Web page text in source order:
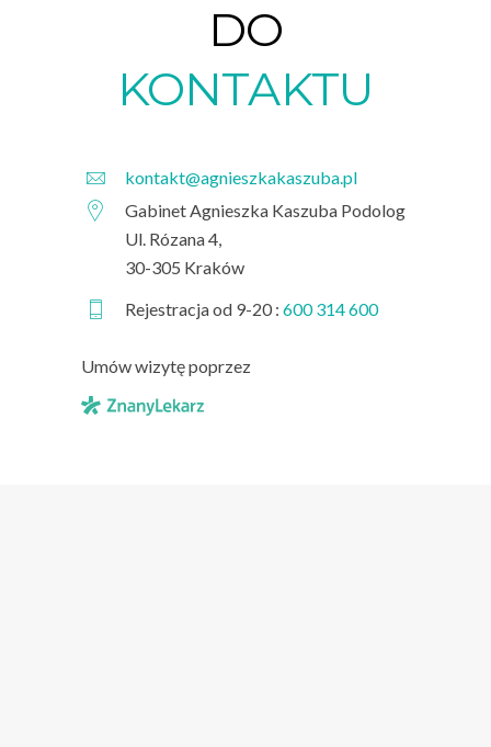
DO
KONTAKTU
kontakt@agnieszkakaszuba.pl
Gabinet Agnieszka Kaszuba Podolog
Ul. Rózana 4,
30-305 Kraków
Rejestracja od 9-20 : 600 314 600
Umów wizytę poprzez